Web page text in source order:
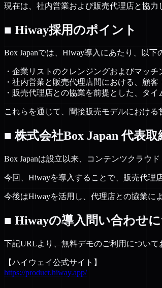
現在は、社内営業および販売代理店と協
■ Hiway採用のポイント
Box Japanでは、Hiway導入にあたり、以下
・企業リストのクレンジングおよびマッ
・社内営業と販売代理店間における、顧
・販売代理店との協業を前提とした、タ
これらを通じて、間接販売モデルにおけ
■ 株式会社Box Japan 代表
Box Japanは設立以来、コンテンツクラウ
今回、Hiwayを導入することで、販売代理
今後はHiwayを活用し、代理店との協業に
■ Hiwayの導入問い合わせ
下記URLより、無料デモのご利用について
【ハイウェイ公式サイト】
https://product.hiway.app/